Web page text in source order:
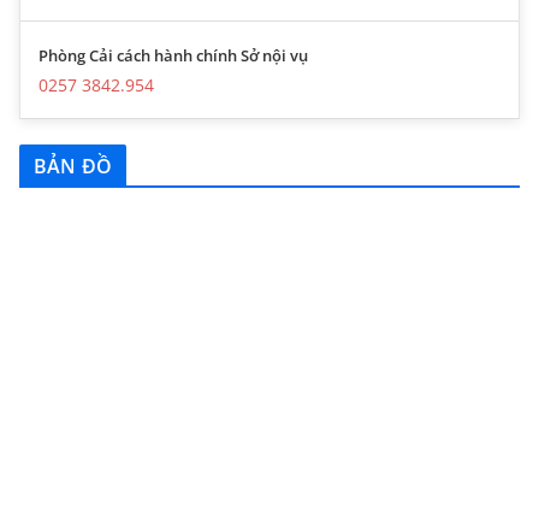
Phòng Cải cách hành chính Sở nội vụ
0257 3842.954
BẢN ĐỒ